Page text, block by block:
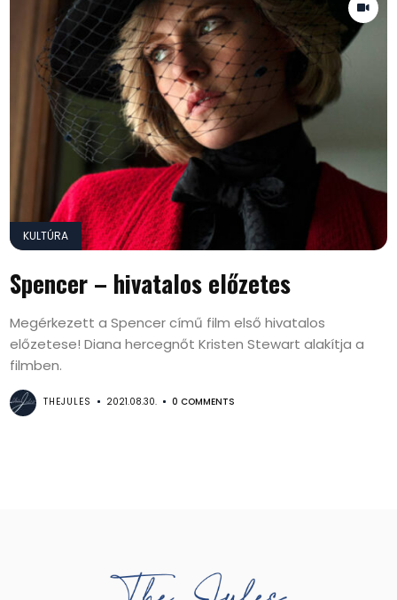
KULTÚRA
Spencer – hivatalos előzetes
Megérkezett a Spencer című film első hivatalos
előzetese! Diana hercegnőt Kristen Stewart alakítja a
filmben.
THEJULES 2021.08.30. 0 COMMENTS